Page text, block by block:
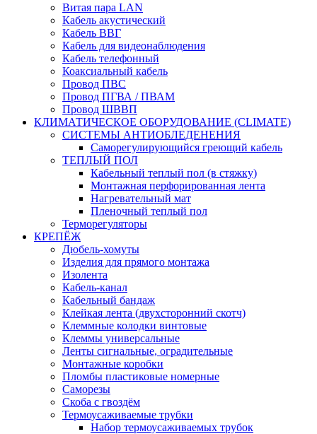
Витая пара LAN
Кабель акустический
Кабель ВВГ
Кабель для видеонаблюдения
Кабель телефонный
Коаксиальный кабель
Провод ПВС
Провод ПГВА / ПВАМ
Провод ШВВП
КЛИМАТИЧЕСКОЕ ОБОРУДОВАНИЕ (CLIMATE)
СИСТЕМЫ АНТИОБЛЕДЕНЕНИЯ
Саморегулирующийся греющий кабель
ТЕПЛЫЙ ПОЛ
Кабельный теплый пол (в стяжку)
Монтажная перфорированная лента
Нагревательный мат
Пленочный теплый пол
Терморегуляторы
КРЕПЁЖ
Дюбель-хомуты
Изделия для прямого монтажа
Изолента
Кабель-канал
Кабельный бандаж
Клейкая лента (двухсторонний скотч)
Клеммные колодки винтовые
Клеммы универсальные
Ленты сигнальные, оградительные
Монтажные коробки
Пломбы пластиковые номерные
Саморезы
Скоба с гвоздём
Термоусаживаемые трубки
Набор термоусаживаемых трубок